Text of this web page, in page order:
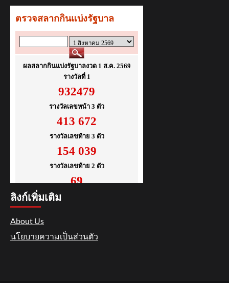
ลิงก์เพิ่มเติม
About Us
นโยบายความเป็นส่วนตัว